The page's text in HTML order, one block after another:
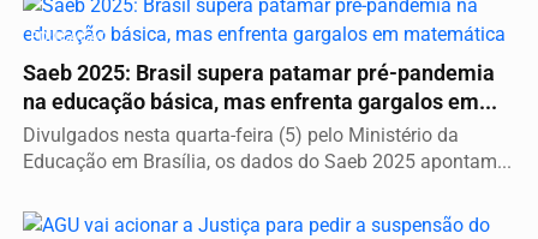
EDUCAÇÃO
Saeb 2025: Brasil supera patamar pré-pandemia
na educação básica, mas enfrenta gargalos em...
Divulgados nesta quarta-feira (5) pelo Ministério da
Educação em Brasília, os dados do Saeb 2025 apontam...